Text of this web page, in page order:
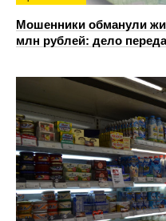
Мошенники обманули
млн рублей: дело